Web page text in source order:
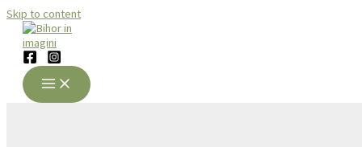
Skip to content